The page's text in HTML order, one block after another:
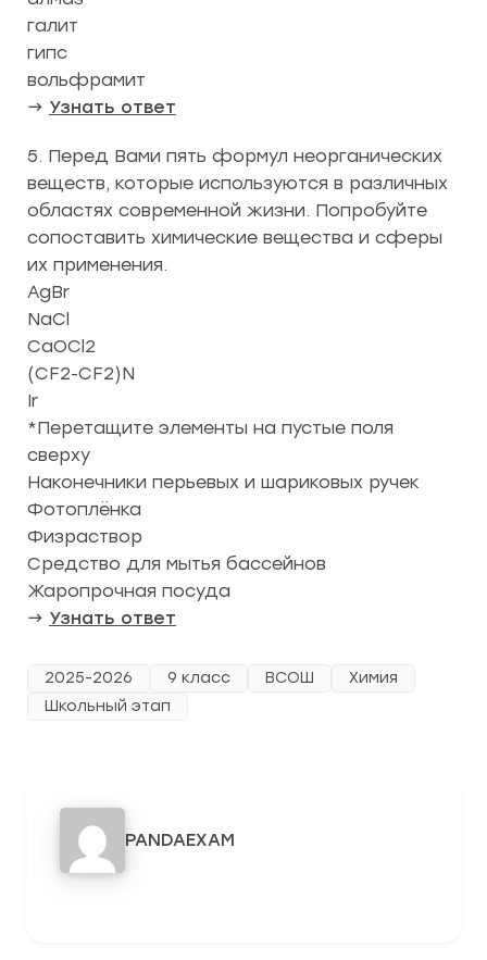
галит
гипс
вольфрамит
→ Узнать ответ
5. Перед Вами пять формул неорганических
веществ, которые используются в различных
областях современной жизни. Попробуйте
сопоставить химические вещества и сферы
их применения.
AgBr
NaCl
CaOCl2
(CF2-CF2)N
Ir
*Перетащите элементы на пустые поля
сверху
Наконечники перьевых и шариковых ручек
Фотоплёнка
Физраствор
Средство для мытья бассейнов
Жаропрочная посуда
→ Узнать ответ
2025-2026 9 класс ВСОШ
Химия
Школьный этап
PANDAEXAM